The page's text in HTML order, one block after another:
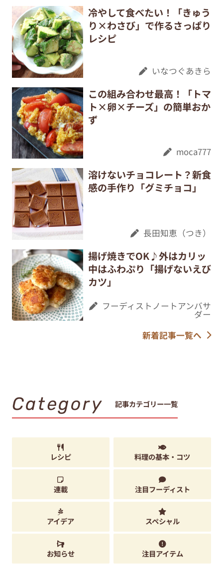
冷やして食べたい！「きゅう
り×わさび」で作るさっぱり
レシピ
いなつぐあきら
この組み合わせ最高！「トマ
ト×卵×チーズ」の簡単おか
ず
moca777
溶けないチョコレート？新食
感の手作り「グミチョコ」
長田知恵（つき）
揚げ焼きでOK♪外はカリッ
中はふわぷり「揚げないえび
カツ」
フーディストノートアンバサ
ダー
新着記事一覧へ
Category 記事カテゴリー一覧
レシピ 料理の基本・コツ
連載 注目フーディスト
アイデア スペシャル
お知らせ 注目アイテム